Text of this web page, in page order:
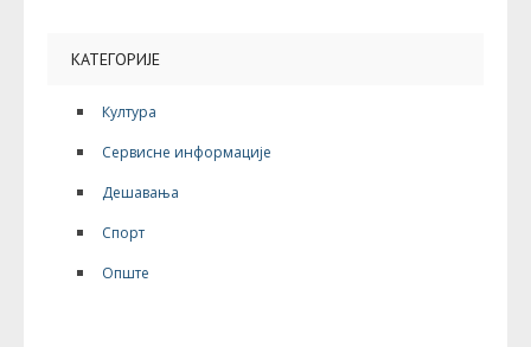
КАТЕГОРИЈЕ
Култура
Сервисне информације
Дешавања
Спорт
Опште